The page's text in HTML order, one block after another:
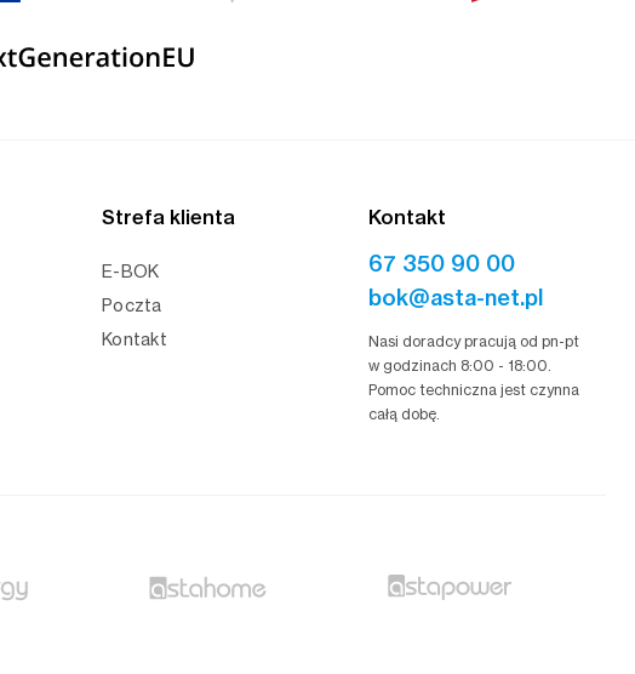
Strefa klienta
E-BOK
Poczta
Kontakt
Kontakt
67 350 90 00
bok@asta-net.pl
Nasi doradcy pracują od pn-pt
w godzinach 8:00 - 18:00.
Pomoc techniczna jest czynna
całą dobę.